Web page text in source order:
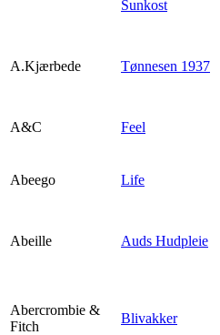
Sunkost
A.Kjærbede Tønnesen 1937
A&C Feel
Abeego Life
Abeille Auds Hudpleie
Abercrombie &
Fitch
Blivakker